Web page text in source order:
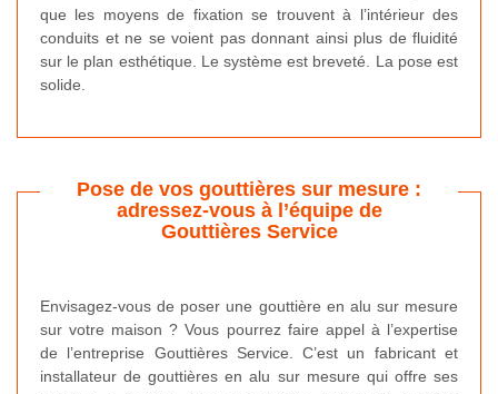
que les moyens de fixation se trouvent à l’intérieur des
conduits et ne se voient pas donnant ainsi plus de fluidité
sur le plan esthétique. Le système est breveté. La pose est
solide.
Pose de vos gouttières sur mesure :
adressez-vous à l’équipe de
Gouttières Service
Envisagez-vous de poser une gouttière en alu sur mesure
sur votre maison ? Vous pourrez faire appel à l’expertise
de l’entreprise Gouttières Service. C’est un fabricant et
installateur de gouttières en alu sur mesure qui offre ses